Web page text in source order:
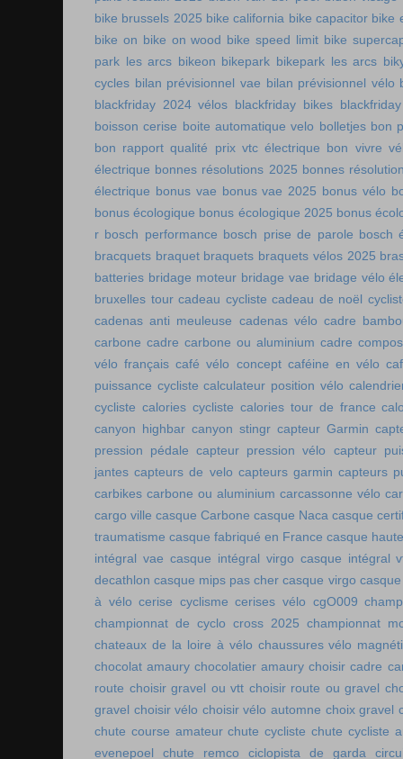
bike brussels 2025 bike california bike capacitor bike
bike on bike on wood bike speed limit bike
park les arcs bikeon bikepark bikepark les arcs
cycles bilan prévisionnel vae bilan prévisionnel vélo
blackfriday 2024 vélos blackfriday bikes
boisson cerise boite automatique velo bolletjes bon
bon rapport qualité prix vtc électrique bon vivre
électrique bonnes résolutions 2025 bonnes
électrique bonus vae bonus vae 2025 bonus vélo
bonus écologique bonus écologique 2025 bonus
r bosch performance bosch prise de parole bosch
bracquets braquet braquets braquets vélos 2025
batteries bridage moteur bridage vae bridage vélo
bruxelles tour cadeau cycliste cadeau de noël
cadenas anti meuleuse cadenas vélo cadre
carbone cadre carbone ou aluminium cadre
vélo français café vélo concept caféine en vélo
puissance cycliste calculateur position vélo
cycliste calories cycliste calories tour de france
canyon highbar canyon stingr capteur Garmin
pression pédale capteur pression vélo
capteur
jantes capteurs de velo capteurs garmin capteurs
carbikes carbone ou aluminium carcassonne vélo
cargo ville casque Carbone casque Naca casque
traumatisme casque fabriqué en France casque
intégral vae casque intégral virgo casque intégral
decathlon casque mips pas cher casque virgo
à vélo cerise cyclisme cerises vélo cgO009
championnat de cyclo cross 2025 championnat
chateaux de la loire à vélo chaussures vélo
chocolat amaury chocolatier amaury choisir cadre
route choisir gravel ou vtt choisir route ou gravel
gravel choisir vélo choisir vélo automne choix gravel
chute course amateur chute cycliste chute cycliste
evenepoel
chute remco ciclopista de garda